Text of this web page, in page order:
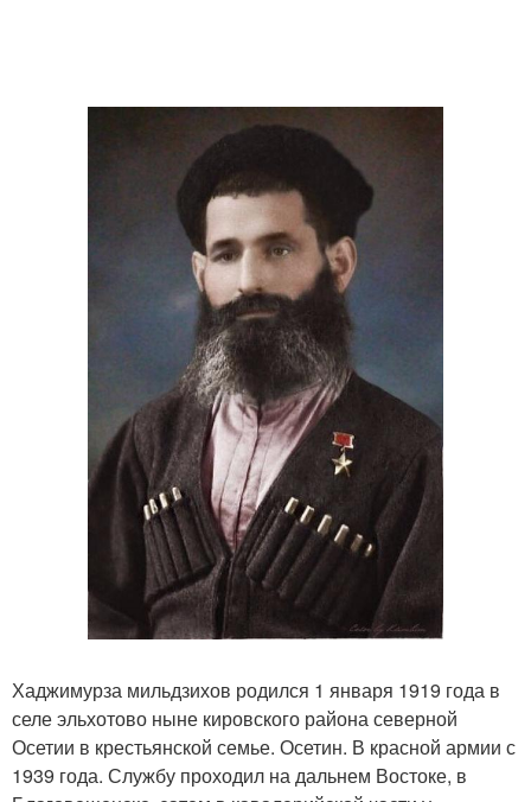
Хаджимурза мильдзихов родился 1 января 1919 года в
селе эльхотово ныне кировского района северной
Осетии в крестьянской семье. Осетин. В красной армии с
1939 года. Службу проходил на дальнем Востоке, в